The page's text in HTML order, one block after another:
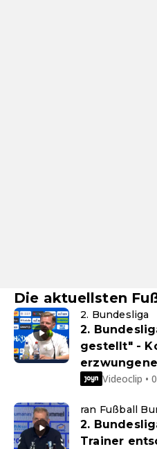
Die aktuellsten
2. Bundesliga
2.
gestellt" -
Videoclip •
ran Fußball
2.
Trainer